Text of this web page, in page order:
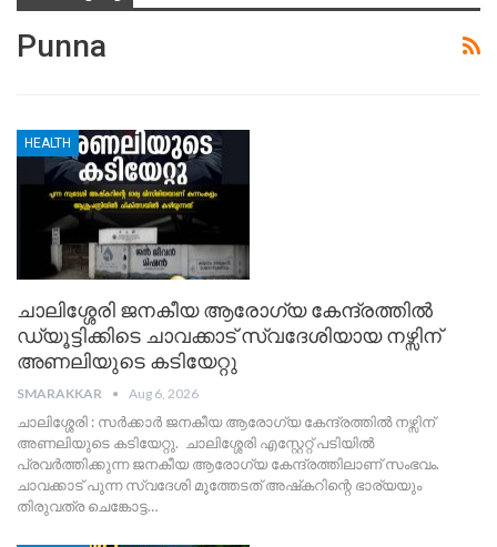
Punna
HEALTH
ചാലിശ്ശേരി ജനകീയ ആരോഗ്യ കേന്ദ്രത്തിൽ
ഡ്യൂട്ടിക്കിടെ ചാവക്കാട് സ്വദേശിയായ നഴ്സിന്
അണലിയുടെ കടിയേറ്റു
SMARAKKAR Aug 6, 2026
​ചാലിശ്ശേരി : സർക്കാർ ജനകീയ ആരോഗ്യ കേന്ദ്രത്തിൽ നഴ്സിന്
അണലിയുടെ കടിയേറ്റു. ചാലിശ്ശേരി എസ്റ്റേറ്റ് പടിയിൽ
പ്രവർത്തിക്കുന്ന ജനകീയ ആരോഗ്യ കേന്ദ്രത്തിലാണ് സംഭവം.
ചാവക്കാട് പുന്ന സ്വദേശി മൂത്തേടത് അഷ്‌കറിന്റെ ഭാര്യയും
തിരുവത്ര ചെങ്കോട്ട…